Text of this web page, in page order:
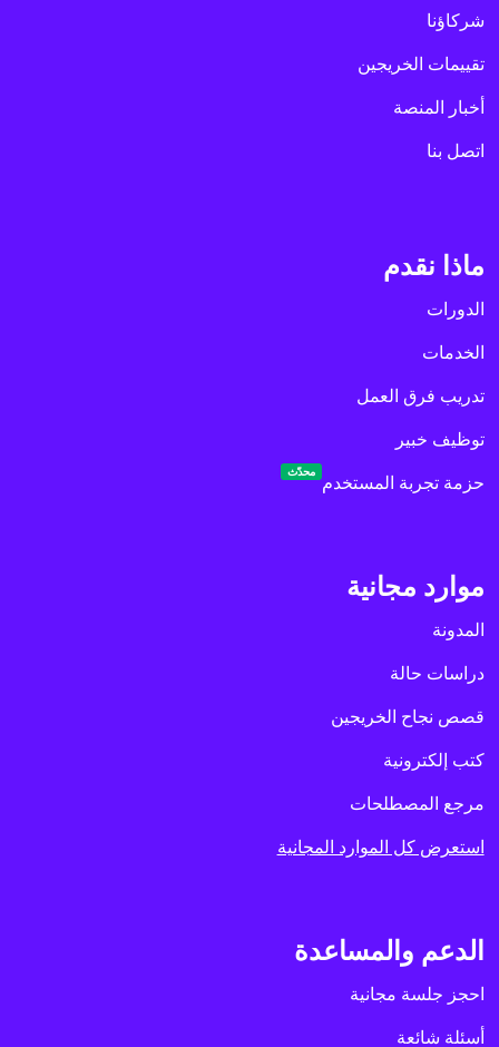
شركاؤنا
تقييمات الخريجين
أخبار المنصة
اتصل بنا
ماذا نقدم
الدورات
الخدمات
تدريب فرق العمل
توظيف خبير
حزمة تجربة المستخدم
محدّث
موارد مجانية
المدونة
دراسات حالة
قصص نجاح الخريجين
كتب إلكترونية
مرجع المصطلحات
استعرض كل الموارد المجانية
الدعم والمساعدة
احجز جلسة مجانية
أسئلة شائعة